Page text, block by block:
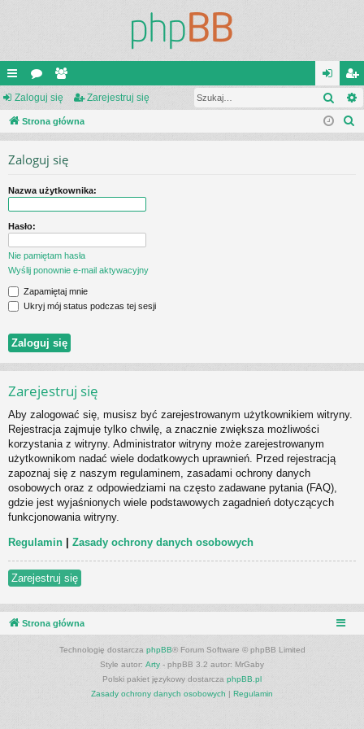
ię
ce
or
a
ży
tk
ni
al
og
ar
ej
Zaloguj się Zarejestruj się
Strona główna
Zaloguj się
Nazwa użytkownika:
Hasło:
Nie pamiętam hasła
Wyślij ponownie e-mail aktywacyjny
Zapamiętaj mnie
Ukryj mój status podczas tej sesji
Zarejestruj się
Aby zalogować się, musisz być zarejestrowanym użytkownikiem witryny.
Rejestracja zajmuje tylko chwilę, a znacznie zwiększa możliwości
korzystania z witryny. Administrator witryny może zarejestrowanym
użytkownikom nadać wiele dodatkowych uprawnień. Przed rejestracją
zapoznaj się z naszym regulaminem, zasadami ochrony danych
osobowych oraz z odpowiedziami na często zadawane pytania (FAQ),
gdzie jest wyjaśnionych wiele podstawowych zagadnień dotyczących
funkcjonowania witryny.
Regulamin | Zasady ochrony danych osobowych
Zarejestruj się
Strona główna
Technologię dostarcza phpBB® Forum Software © phpBB Limited
Style autor: Arty - phpBB 3.2 autor: MrGaby
Polski pakiet językowy dostarcza phpBB.pl
Zasady ochrony danych osobowych | Regulamin